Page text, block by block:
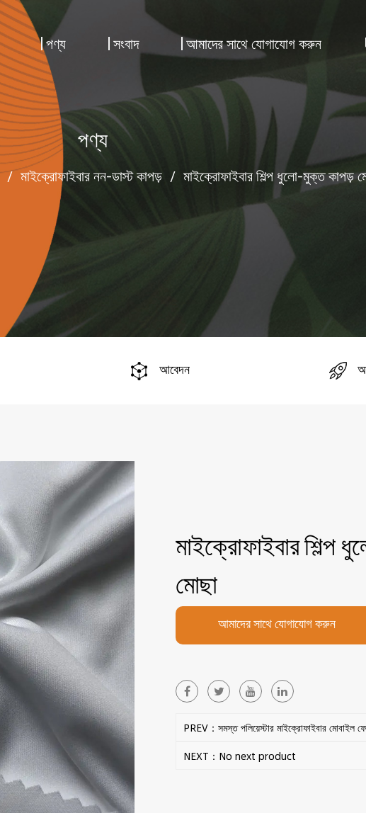
পণ্য সংবাদ আমাদের সাথে যোগাযোগ করুন
পণ্য
/মাইক্রোফাইবার নন-ডাস্ট কাপড় / মাইক্রোফাইবার শিল্প ধুলো-মুক্ত কাপড়
আবেদন
মাইক্রোফাইবার শিল্প
মোছা
আমাদের সাথে যোগাযোগ করুন
PREV：সমস্ত পলিয়েস্টার মাইক্রোফাইবার মোবাইল
NEXT：No next product